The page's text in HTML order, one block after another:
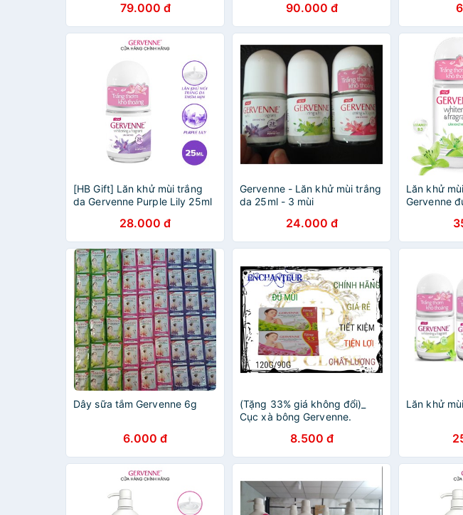
79.000 đ 90.000 đ
[HB Gift] Lăn khử mùi trắng
da Gervenne Purple Lily 25ml
28.000 đ
Gervenne - Lăn khử mùi trắng
da 25ml - 3 mùi
24.000 đ
Lăn khử
Gervenne
Dây sữa tắm Gervenne 6g
6.000 đ
(Tặng 33% giá không đổi)_
Cục xà bông Gervenne.
8.500 đ
Lăn khử